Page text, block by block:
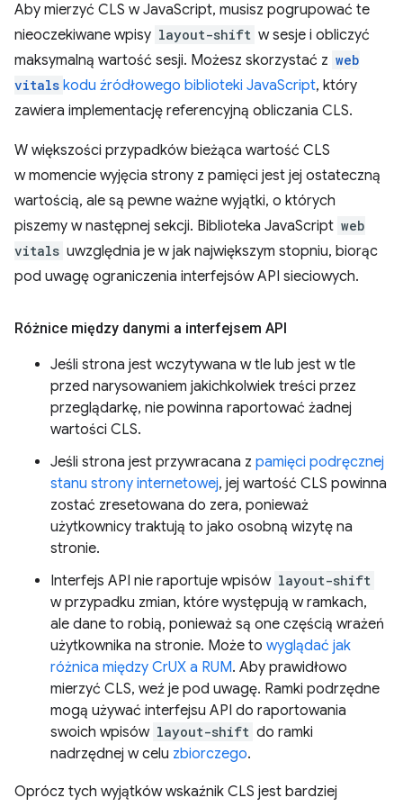
Aby mierzyć CLS w JavaScript, musisz pogrupować te
nieoczekiwane wpisy layout-shift w sesje i obliczyć
maksymalną wartość sesji. Możesz skorzystać z web
vitals kodu źródłowego biblioteki JavaScript, który
zawiera implementację referencyjną obliczania CLS.
W większości przypadków bieżąca wartość CLS
w momencie wyjęcia strony z pamięci jest jej ostateczną
wartością, ale są pewne ważne wyjątki, o których
piszemy w następnej sekcji. Biblioteka JavaScript web
vitals uwzględnia je w jak największym stopniu, biorąc
pod uwagę ograniczenia interfejsów API sieciowych.
Różnice między danymi a interfejsem API
Jeśli strona jest wczytywana w tle lub jest w tle
przed narysowaniem jakichkolwiek treści przez
przeglądarkę, nie powinna raportować żadnej
wartości CLS.
Jeśli strona jest przywracana z pamięci podręcznej
stanu strony internetowej, jej wartość CLS powinna
zostać zresetowana do zera, ponieważ
użytkownicy traktują to jako osobną wizytę na
stronie.
Interfejs API nie raportuje wpisów layout-shift
w przypadku zmian, które występują w ramkach,
ale dane to robią, ponieważ są one częścią wrażeń
użytkownika na stronie. Może to wyglądać jak
różnica między CrUX a RUM. Aby prawidłowo
mierzyć CLS, weź je pod uwagę. Ramki podrzędne
mogą używać interfejsu API do raportowania
swoich wpisów layout-shift do ramki
nadrzędnej w celu zbiorczego.
Oprócz tych wyjątków wskaźnik CLS jest bardziej